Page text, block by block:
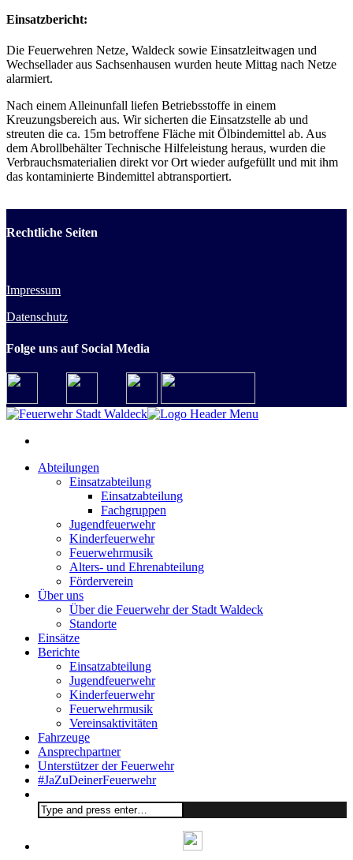
Einsatzbericht:
Die Feuerwehren Netze, Waldeck sowie Einsatzleitwagen und
Wechsellader aus Sachsenhausen wurden heute Mittag nach Netze
alarmiert.
Nach einem Alleinunfall liefen Betriebsstoffe in einem
Kreuzungsbereich aus. Wir sicherten die Einsatzstelle ab und
streuten die ca. 15m betroffene Fläche mit Ölbindemittel ab. Aus
dem Abrollbehälter Technische Hilfeleistung heraus, wurden die
Verbrauchsmaterialien direkt vor Ort wieder aufgefüllt und mit ihm
das kontaminierte Bindemittel abtransportiert.
Rechtliche Seiten
Impressum
Datenschutz
Folge uns auf Social Media
Abteilungen
Einsatzabteilung
Einsatzabteilung
Fachgruppen
Jugendfeuerwehr
Kinderfeuerwehr
Feuerwehrmusik
Alters- und Ehrenabteilung
Förderverein
Über uns
Über die Feuerwehr der Stadt Waldeck
Standorte
Einsätze
Berichte
Einsatzabteilung
Jugendfeuerwehr
Kinderfeuerwehr
Feuerwehrmusik
Vereinsaktivitäten
Fahrzeuge
Ansprechpartner
Unterstützer der Feuerwehr
#JaZuDeinerFeuerwehr
Search
for: